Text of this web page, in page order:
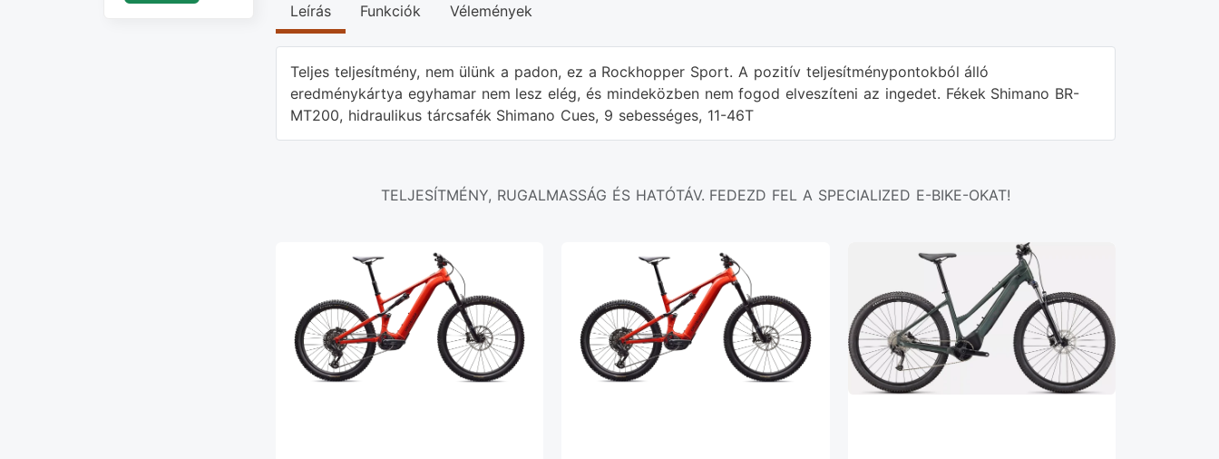
Leírás Funkciók Vélemények
Teljes teljesítmény, nem ülünk a padon, ez a Rockhopper Sport. A pozitív teljesítménypontokból álló
eredménykártya egyhamar nem lesz elég, és mindeközben nem fogod elveszíteni az ingedet. Fékek Shimano BR-
MT200, hidraulikus tárcsafék Shimano Cues, 9 sebességes, 11-46T
TELJESÍTMÉNY, RUGALMASSÁG ÉS HATÓTÁV. FEDEZD FEL A SPECIALIZED E-BIKE-OKAT!